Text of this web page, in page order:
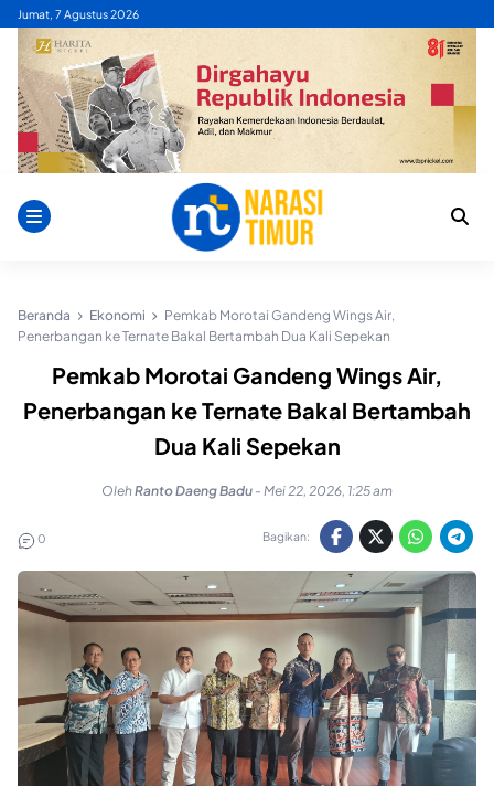
Skip
content
Jumat, 7 Agustus 2026
Beranda Ekonomi
Pemkab Morotai Gandeng Wings Air,
Penerbangan ke Ternate Bakal Bertambah Dua Kali Sepekan
Pemkab Morotai Gandeng Wings Air,
Penerbangan ke Ternate Bakal Bertambah
Dua Kali Sepekan
OlehRanto Daeng Badu - Mei 22, 2026, 1:25 am
0 Bagikan: